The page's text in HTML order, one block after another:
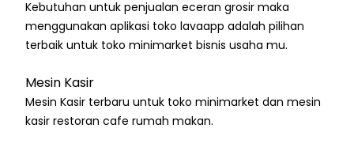
Kebutuhan untuk penjualan eceran grosir maka
menggunakan aplikasi toko lavaapp adalah pilihan
terbaik untuk toko minimarket bisnis usaha mu.
Mesin Kasir
Mesin Kasir terbaru untuk toko minimarket dan mesin
kasir restoran cafe rumah makan.